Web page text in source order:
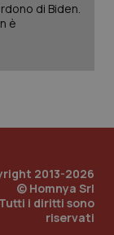
di Biden.
è
2013-2026
© Homnya Srl
Tutti i diritti sono
riservati